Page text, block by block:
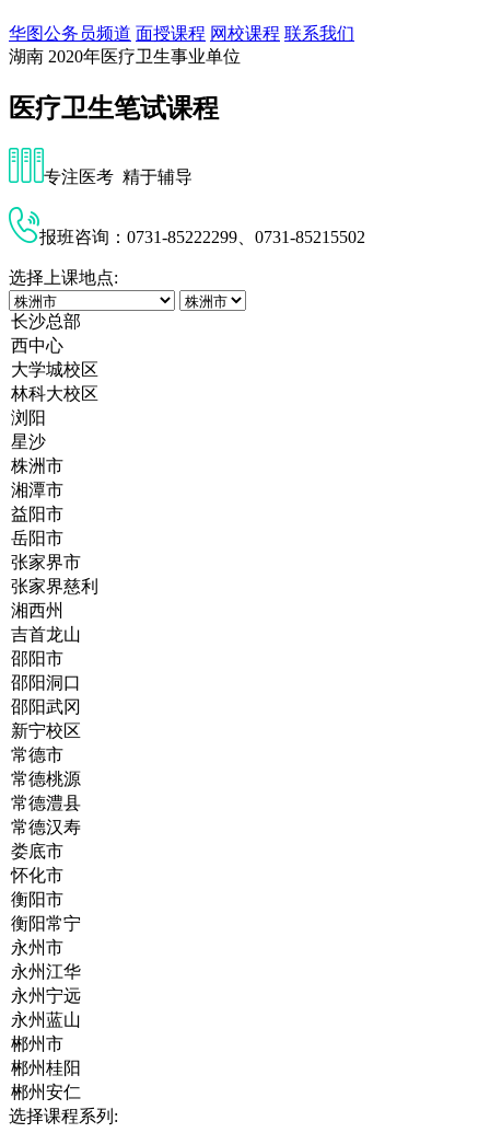
华图公务员频道 面授课程 网校课程 联系我们
湖南 2020年医疗卫生事业单位
医疗卫生笔试课程
专注医考 精于辅导
报班咨询：0731-85222299、0731-85215502
选择上课地点:
选择课程系列: